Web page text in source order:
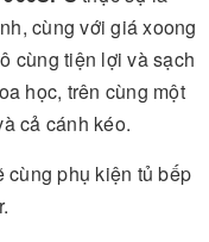
cùng với giá xoong
cùng tiện lợi và sạch
học, trên cùng một
cả cánh kéo.
cùng phụ kiện tủ bếp